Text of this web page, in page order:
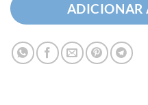
ADICIONAR